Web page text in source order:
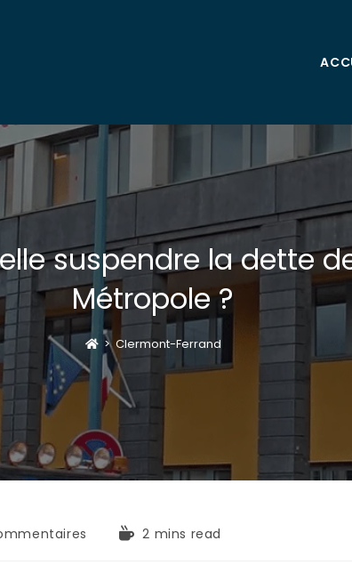
suspendre la dette
Métropole ?
> Clermont-Ferrand
Temps2 mins read